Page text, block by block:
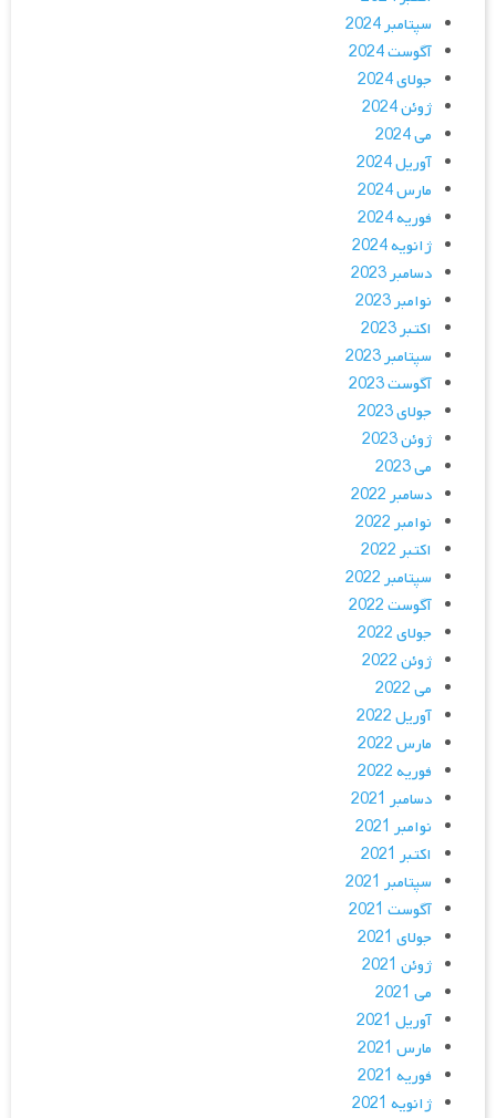
سپتامبر 2024
آگوست 2024
جولای 2024
ژوئن 2024
می 2024
آوریل 2024
مارس 2024
فوریه 2024
ژانویه 2024
دسامبر 2023
نوامبر 2023
اکتبر 2023
سپتامبر 2023
آگوست 2023
جولای 2023
ژوئن 2023
می 2023
دسامبر 2022
نوامبر 2022
اکتبر 2022
سپتامبر 2022
آگوست 2022
جولای 2022
ژوئن 2022
می 2022
آوریل 2022
مارس 2022
فوریه 2022
دسامبر 2021
نوامبر 2021
اکتبر 2021
سپتامبر 2021
آگوست 2021
جولای 2021
ژوئن 2021
می 2021
آوریل 2021
مارس 2021
فوریه 2021
ژانویه 2021